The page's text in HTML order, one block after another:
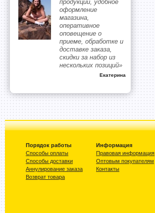
продукции, удобное
оформление
магазина,
оперативное
оповещение о
приеме, обработке и
доставке заказа,
скидки за набор из
нескольких позиций»
Екатерина
Порядок работы
Способы оплаты
Способы доставки
Аннулирование заказа
Возврат товара
Информация
Правовая информация
Оптовым покупателям
Контакты